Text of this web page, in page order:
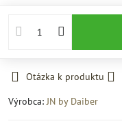
Otázka k produktu
Výrobca: JN by Daiber